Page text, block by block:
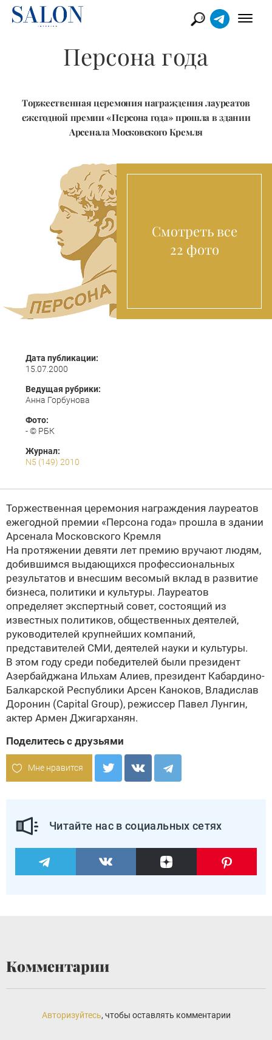
Персона года
Торжественная церемония награждения лауреатов
ежегодной премии «Персона года» прошла в здании
Арсенала Московского Кремля
Смотреть все
22 фото
Дата публикации:
15.07.2000
Ведущая рубрики:
Анна Горбунова
Фото:
- © РБК
Журнал:
N5 (149) 2010
Торжественная церемония награждения лауреатов
ежегодной премии «Персона года» прошла в здании
Арсенала Московского Кремля
На протяжении девяти лет премию вручают людям,
добившимся выдающихся профессиональных
результатов и внесшим весомый вклад в развитие
бизнеса, политики и культуры. Лауреатов
определяет экспертный совет, состоящий из
известных политиков, общественных деятелей,
руководителей крупнейших компаний,
представителей СМИ, деятелей науки и культуры.
В этом году среди победителей были президент
Азербайджана Ильхам Алиев, президент Кабардино-
Балкарской Республики Арсен Каноков, Владислав
Доронин (Capital Group), режиссер Павел Лунгин,
актер Армен Джигарханян.
Поделитесь с друзьями
Мне нравится
Читайте нас в социальных сетях
Комментарии
Авторизуйтесь, чтобы оставлять комментарии